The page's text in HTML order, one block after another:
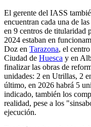
El gerente del IASS
encuentran cada una de
en 9 centros de titularidad
2024 estaban en
Doz en Tarazona, el
Ciudad de Huesca y en
finalizar las obras de
unidades: 2 en Utrillas, 2
último, en 2026 habrá 5
indicado, también los
realidad, pese a los
ejecución.